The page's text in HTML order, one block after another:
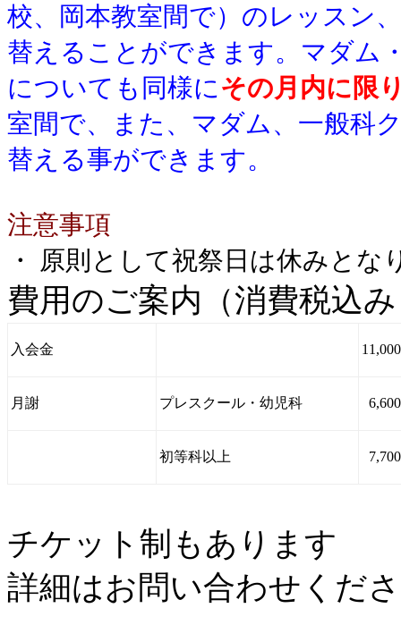
校、岡本教室間で）のレッスン
替えることができます。マダム
についても同様にその月内に限
室間で、また、マダム、一般科
替える事ができます。
注意事項
・ 原則として祝祭日は休みとな
費用のご案内（消費税込
入会金
月謝 プレスクール・幼児科
初等科以上
チケット制もあります
詳細はお問い合わせくだ